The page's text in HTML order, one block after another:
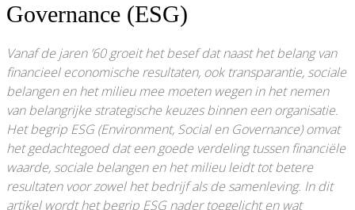
Governance (ESG)
Vanaf de jaren ’60 groeit het besef dat naast het belang van
financieel economische resultaten, ook transparantie, sociale
belangen en het milieu mee moeten wegen in het nemen
van belangrijke strategische keuzes binnen een organisatie.
Het begrip ESG (Environment, Social en Governance) omvat
het gedachtegoed dat een goede verdeling tussen financiële
waarde, sociale belangen en het milieu leidt tot betere
resultaten voor zowel het bedrijf als de samenleving. In dit
artikel wordt het begrip ESG nader toegelicht en wat